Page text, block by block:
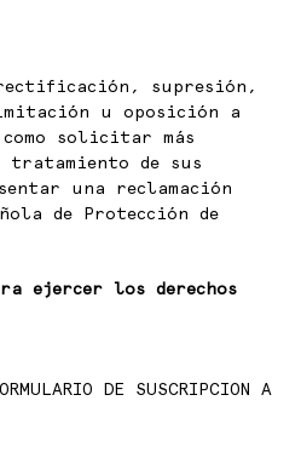
rectificación, supresión,
u oposición a
solicitar más
tratamiento de sus
una reclamación
de Protección de
ejercer los derechos
DE SUSCRIPCION A